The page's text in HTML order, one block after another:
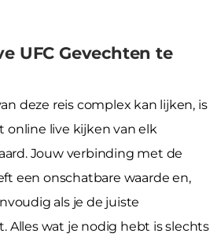
UFC Gevechten te
deze reis complex kan lijken, is
online live kijken van elk
Jouw verbinding met de
een onschatbare waarde en,
als je de juiste
Alles wat je nodig hebt is slechts